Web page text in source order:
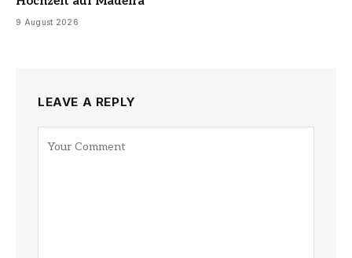
9 August 2026
LEAVE A REPLY